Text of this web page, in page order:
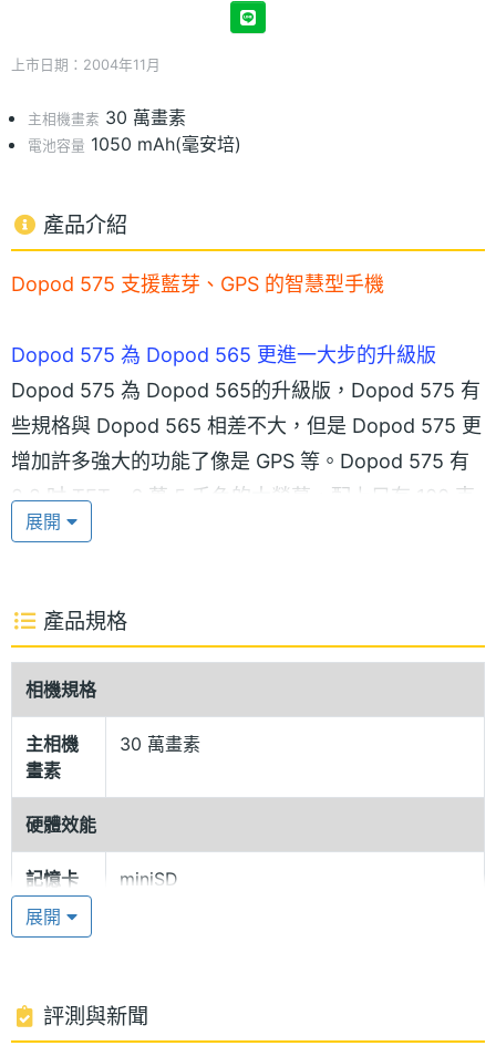
上市日期：2004年11月
主相機畫素 30 萬畫素
電池容量 1050 mAh(毫安培)
產品介紹
Dopod 575 支援藍芽、GPS 的智慧型手機
Dopod 575 為 Dopod 565 更進一大步的升級版
Dopod 575 為 Dopod 565的升級版，Dopod 575 有
些規格與 Dopod 565 相差不大，但是 Dopod 575 更
增加許多強大的功能了像是 GPS 等。Dopod 575 有
2.2 吋 TFT、6 萬 5 千色的大螢幕，配上只有 100 克
的輕盈重量，讓 Dopod 575 外觀造型以直立式手機呈
影音娛樂中心
片段，Dopod 575 還可利用 MSN 或 MMS 與親朋好
友即時分享各種影像，Dopod 575 讓你享受即拍即傳
的生活樂趣，Dopod 575 亦支援來電大頭貼功能。
Dopod 575 支援 WMA / MP3 的播放、40 和弦鈴
聲，行動影音娛樂功能一應俱全。
記錄上萬筆聯絡人的資料、近千張的照片，Dopod
展開
產品規格
相機規格
主相機
畫素
30 萬畫素
硬體效能
記憶卡 miniSD
電池容
展開
評測與新聞